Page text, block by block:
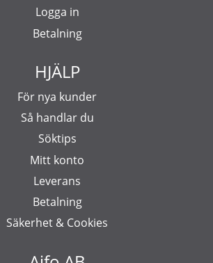
Logga in
Betalning
HJÄLP
För nya kunder
Så handlar du
Söktips
Mitt konto
Leverans
Betalning
Säkerhet & Cookies